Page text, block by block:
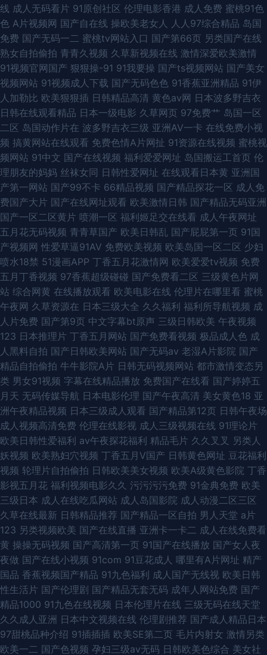
线 成人无码看片 91原创社区 伦理电影香港 成人免费 蜜桃91色
色 A片视频网 国产自在线 操欧美老女人 人人97综合精品 岛国
免费 国产无码一二 蜜桃tv网站入口 国产第66页 另类国产在线
熟女自拍偷拍 青青久视频 久草新视频在线 激情深爱欧美激情
91视频官网国产 狠狠操-91 91我要操 国产ts视频网站 国产美女
视频网站 91视频成人下载 国产无码色色 91香蕉亚洲精品 91伊
人加勒比 欧美狠狠插 日韩精品高清 黄色av网 日本波多野吉衣
日韩在线观看精品 日本一级电影 久草网页 97免费艹 岛国一区
二区 岛国动作片在 波多野吉衣三级 亚洲AV一卡 在线免费小视
频 搞黄网站在线观看 免费色情A片网扯 91资源在线视频 蜜桃视
频网站 91中文 国产在线视频 福利爱爱网址 岛国搬运工首页 伦
理朋友的妈妈 丝袜女同 日韩性爱网址 在线观看日本黄 亚洲国
产第一网站 国产99不卡 66精品视频 国产精品探花一区 成人免
费国产大片 国产在线网址观看 欧美激情日韩 国产精品无码亚洲
国产一区二区黄片 喷潮一区 福利姬足交在线看 成人午夜网址
五月花无码视频 青青草国产 欧美日韩乱 国产屁屁第一页 91国
产视频网 性爱草逼91AV 免费欧美视频 欧美岛国一区二区 少妇
喷水18禁 51漫画APP 丁香五月花激情网 欧美爱爱tv视频 免费
五月丁香视频 97香蕉超级碰碰 国产免费看二区 三级黄色片网
站 综合网黄 在线播放观看 欧美电影在线 伦理片在哪里看 蜜桃
午夜网 久草资源在 日本三级大全 久久福利 福利所导航视频 成
人片免费 国产第9页 中文字幕bt原声 三级日韩欧美 午夜视频
123 日本推理片 丁香五月网站 国产免费看视频 极品成人色 成
人黑料自拍 国产日韩欧美网站 国产无码av 老湿A片影院 国产
精品自拍偷拍 牛牛影院A片 日韩无码视频网站 都市激情变态另
类 男女91视频 字幕在线精品播放 免费国产在线看 国产婷婷五
月天 无码传媒导航 日本电影伦理 国产午夜高清 美女黄色18 亚
洲午夜精品视频 日本三级成人观看 国产精品第12页 日韩午夜场
成人视频高清免费 伦理在线影视 成人三级视频在线 91理论片
欧美日韩性爱福利 av午夜探花福利 精品毛片 久久叉叉 另类人
妖视频 欧美熟妇穴视频 丁香五月V国产 日韩黄色网址 豆花福利
视频 轮理片自拍偷拍 日韩欧美美女视频 欧美A级黄色影院 丁香
影视五月花 福利视频电影久久 污污污污免费 91金典免费 欧美
三级日本 成人在线吃瓜网站 成人岛国影院 成人动漫二区三区
久草在线最新 日韩精品推荐 国产精品一区自拍 男人天堂 a片
123 另类视频欧美 国产在线直播 亚洲卡一卡二 成人在线免费看
黄 操操无码视频 国产高清第一页 91国产在线播放 国产女人夜
夜做 国产在线小视频 91com 91豆花成人 哪里有A片网址 精产
国品 香蕉视频国产精品 91九色福利 成人国产无线视 欧美日韩
性生活片 国产伦理剧 国产精品无套无码 成年人网站免费 国产
精品1000 91九色在线视频 日本伦理片在线 三级无码在线天堂
久久成人亚洲 日本中文视频在线 伦理剧推荐 国产成人精品日本
97甜桃品种介绍 91插插插 欧美SE第二页 毛片内射女 激情另类
欧美一二 国产色视频 孕妇三级av无码 日韩欧美色综合 美女社